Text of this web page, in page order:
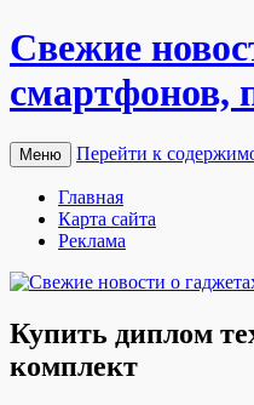
Свежие
смартфонов,
Меню Перейти к
Главная
Карта сайта
Реклама
Купить диплом
комплект